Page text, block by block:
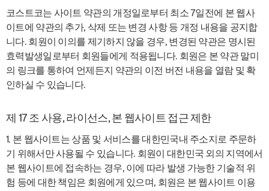
코스트코는 사이트 약관의 개정일로부터 최소 7일전에 본 웹사
이트에 약관의 추가, 삭제 또는 변경 사항 등 개정 내용을 공지합
니다. 회원이 이의를 제기하지 않을 경우, 변경된 약관은 명시된
효력발생일로부터 회원들에게 적용됩니다. 회원은 본 약관 말미
의 링크를 통하여 언제든지 약관의 이전 버전 내용을 열람 및 확
인하실 수 있습니다.
제 17 조 사용, 라이선스, 본 웹사이트 접근 제한
1. 본 웹사이트는 상품 및 서비스를 대한민국내 주소지로 주문하
기 위해서만 사용될 수 있습니다. 회원이 대한민국 외의 지역에서
본 웹사이트에 접속하는 경우, 이에 따라 발생 가능한 기술적 위
험 등에 대한 책임은 회원에게 있으며, 회원은 본 웹사이트 이용